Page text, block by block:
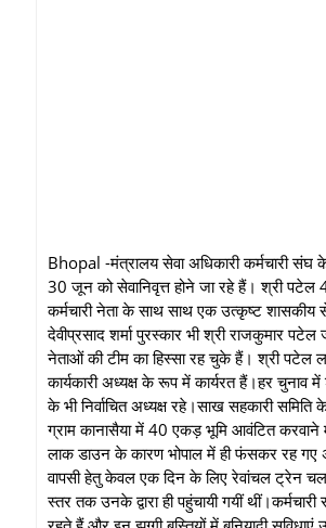
Bhopal -मंत्रालय सेवा अधिकारी कर्मचारी संघ
30 जून को सेवानिवृत्त होने जा रहे हैं। श्री पटेल
कर्मचारी नेता के साथ साथ एक उत्कृष्ट शासकीय
देवीप्रसाद शर्मा पुरस्कार भी श्री राजकुमार पटेल
नेताओं की टीम का हिस्सा रह चुके हैं। श्री पटेल
कार्यकारी अध्यक्ष के रूप में कार्यरत हैं।हर चुनाव
के भी निर्वाचित अध्यक्ष रहे।साख सहकारी
ग्राम कानासैया में 40 एकड़ भूमि आवंटित
लाक डाउन के कारण भोपाल में ही फंसकर रह गए
वापसी हेतु केवल एक दिन के लिए रेवांचल ट्रेन
स्तर तक उनके द्वारा ही पहुंचायी गयीं